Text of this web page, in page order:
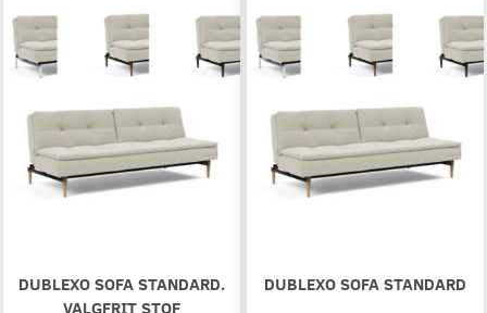
DUBLEXO SOFA STANDARD.
VALGFRIT STOF
DUBLEXO SOFA STANDARD